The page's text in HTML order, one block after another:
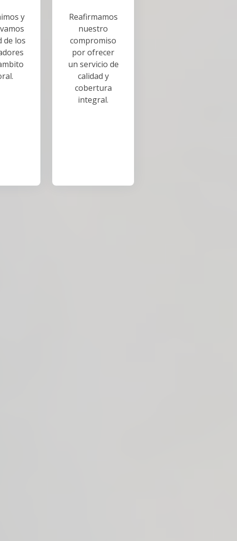
y
de los
Reafirmamos
nuestro
compromiso
por ofrecer
un servicio de
calidad y
cobertura
integral.